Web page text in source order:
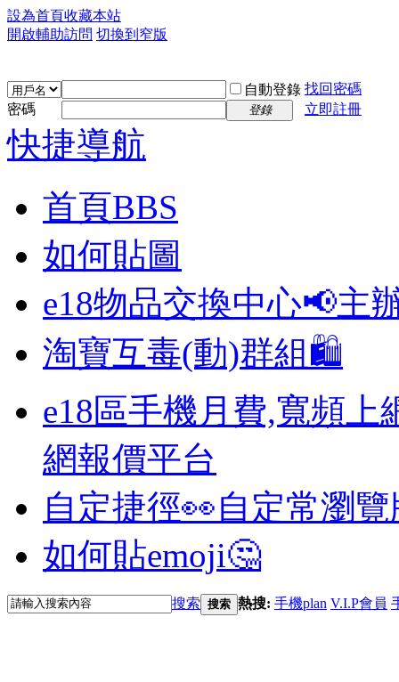
設為首頁收藏本站
開啟輔助訪問 切換到窄版
自動登錄 找回密碼
密碼
登錄 立即註冊
快捷導航
首頁BBS
如何貼圖
e18物品交換中心📢主
淘寶互毒(動)群組🛍️
e18區手機月費,寬頻上
網報價平台
自定捷徑👀自定常瀏
如何貼emoji🤔
搜索 搜索 熱搜: 手機plan V.I.P會員